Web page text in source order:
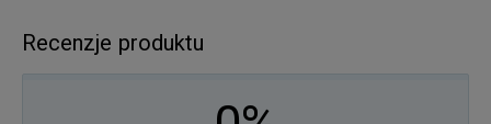
Recenzje produktu